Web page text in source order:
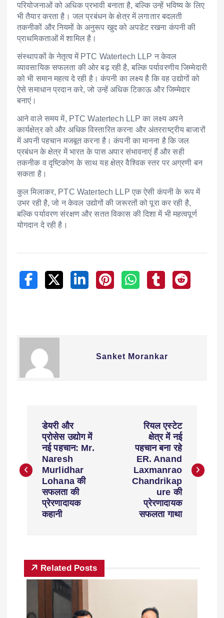
परियोजनाओं को अधिक प्रभावी बनाता है, बल्कि उन्हें भविष्य के लिए
भी तैयार करता है। जल प्रबंधन के क्षेत्र में लगातार बदलती
तकनीकों और नियमों के अनुरूप खुद को अपडेट रखना कंपनी की
प्राथमिकताओं में शामिल है।
संस्थापकों के नेतृत्व में PTC Watertech LLP न केवल
व्यावसायिक सफलता की ओर बढ़ रही है, बल्कि पर्यावरणीय जिम्मेदारी
को भी समान महत्व दे रही है। कंपनी का लक्ष्य है कि वह उद्योगों को
ऐसे समाधान प्रदान करे, जो उन्हें अधिक टिकाऊ और जिम्मेदार
बनाएं।
आने वाले समय में, PTC Watertech LLP का लक्ष्य अपने
कार्यक्षेत्र को और अधिक विस्तारित करना और अंतरराष्ट्रीय बाजारों
में अपनी पहचान मजबूत करना है। कंपनी का मानना है कि जल
प्रबंधन के क्षेत्र में भारत के पास अपार संभावनाएं हैं और सही
तकनीक व दृष्टिकोण के साथ यह क्षेत्र वैश्विक स्तर पर अग्रणी बन
सकता है।
कुल मिलाकर, PTC Watertech LLP एक ऐसी कंपनी के रूप में
उभर रही है, जो न केवल उद्योगों की जरूरतों को पूरा कर रही है,
बल्कि पर्यावरण संरक्षण और सतत विकास की दिशा में भी महत्वपूर्ण
योगदान दे रही है।
Sanket Morankar
डेयरी और
प्रोसेस उद्योग में
नई पहचान: Mr.
Naresh
Murlidhar
Lohana की
सफलता की
प्रेरणादायक
कहानी
रियल एस्टेट
क्षेत्र में नई
पहचान बना रहे
ER. Anand
Laxmanrao
Chandrikap
ure की
प्रेरणादायक
सफलता गाथा
Related Posts